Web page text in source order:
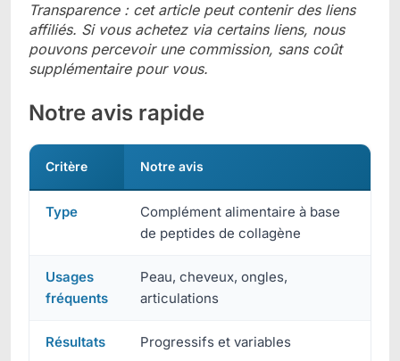
Transparence : cet article peut contenir des liens
affiliés. Si vous achetez via certains liens, nous
pouvons percevoir une commission, sans coût
supplémentaire pour vous.
Notre avis rapide
Critère Notre avis
Type
Complément alimentaire à base
de peptides de collagène
Usages
fréquents
Peau, cheveux, ongles,
articulations
Résultats Progressifs et variables